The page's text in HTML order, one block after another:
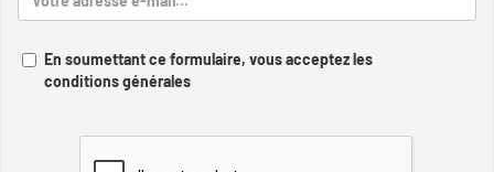
En soumettant ce formulaire, vous acceptez les
conditions générales